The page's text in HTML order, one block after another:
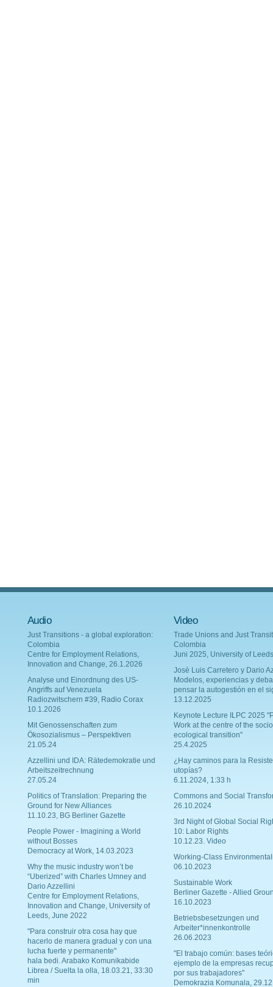
Audio
Just Transitions - a global exploration:
Colombia
Centre for Employment Relations,
Innovation and Change, 26.1.2026
Analyse und Einordnung des US-
Angriffs auf Venezuela
Radiozwitschern #39, Radio Corax
10.1.2026
Mit Genossenschaften zum
Ökosozialismus – Perspektiven
21.05.24
Azzellini und IDA: Rätedemokratie und
Arbeitszeitrechnung
27.05.24
Politics of Translation: Preparing the
Ground for New Alliances
11.10.23, BG Berliner Gazette
People Power - Imagining a World
without Bosses
Democracy at Work, 14.03.2023
Why the music industry won’t be
“Uberized” with Charles Umney and
Dario Azzellini
Centre for Employment Relations,
Innovation and Change, University of
Leeds, June 2022
"Para construir otra cosa hay que
hacerlo de manera gradual y con una
lucha fuerte y permanente"
hala bedi. Arabako Komunikabide
Librea / Suelta la olla, 18.03.21, 33:30
min
Video
Trade Unions and Just
Colombia
Juni 2025, University of Leeds
Josè Luis Carretero y Dario
Modelos, experiencias y
pensar la autogestión en el
13.12.2025
Keynote Lecture ILPC 2025
Work at the centre of the
ecological transition"
25.4.2025
¿Hay caminos para la
utopías?
6.11.2024, 1:33 h
Commons and Social
26.10.2024
3rd Night of Global Social
10: Labor Rights
10.12.23. Video
Working-Class
06.10.2023
Sustainable Work
Berliner Gazette - Allied
16.10.2023
Betriebsbesetzungen und
Arbeiter*innenkontrolle
26.06.2023
"El trabajo común: bases
ejemplo de la empresas
por sus trabajadores"
Demokrazia Komunala,